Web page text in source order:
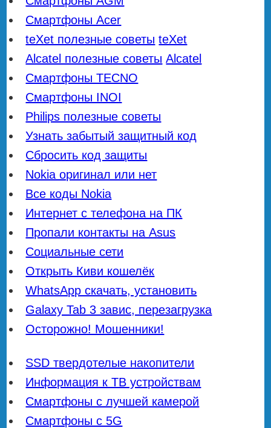
Смартфоны Acer
teXet полезные советы teXet
Alcatel полезные советы Alcatel
Смартфоны TECNO
Смартфоны INOI
Philips полезные советы
Узнать забытый защитный код
Сбросить код защиты
Nokia оригинал или нет
Все коды Nokia
Интернет с телефона на ПК
Пропали контакты на Asus
Социальные сети
Открыть Киви кошелёк
WhatsApp скачать, установить
Galaxy Tab 3 завис, перезагрузка
Осторожно! Мошенники!
SSD твердотелые накопители
Информация к ТВ устройствам
Смартфоны с лучшей камерой
Смартфоны с 5G